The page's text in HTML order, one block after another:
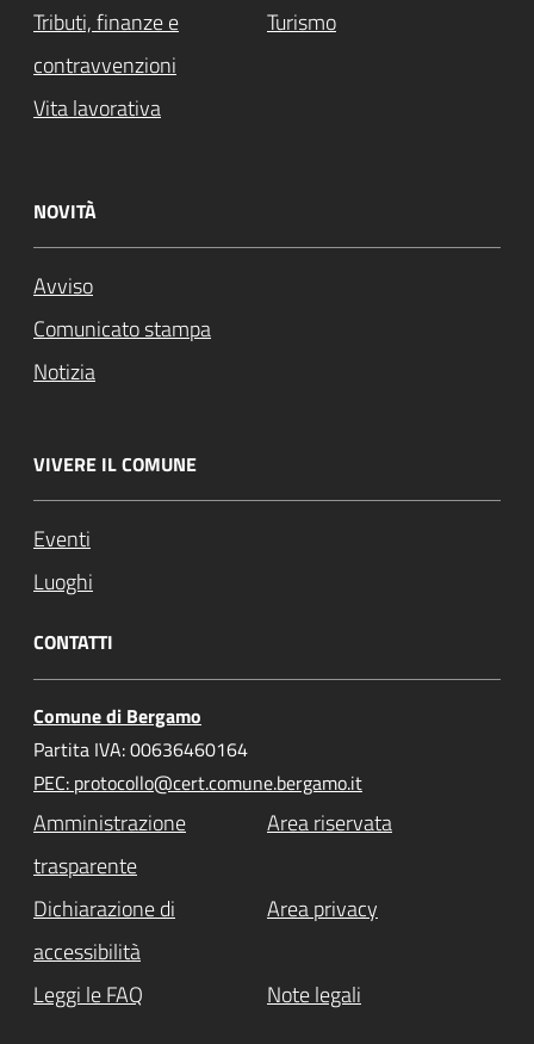
Tributi, finanze e
contravvenzioni
Turismo
Vita lavorativa
NOVITÀ
Avviso
Comunicato stampa
Notizia
VIVERE IL COMUNE
Eventi
Luoghi
CONTATTI
Comune di Bergamo
Partita IVA: 00636460164
PEC: protocollo@cert.comune.bergamo.it
Amministrazione
trasparente
Area riservata
Dichiarazione di
accessibilità
Area privacy
Leggi le FAQ Note legali